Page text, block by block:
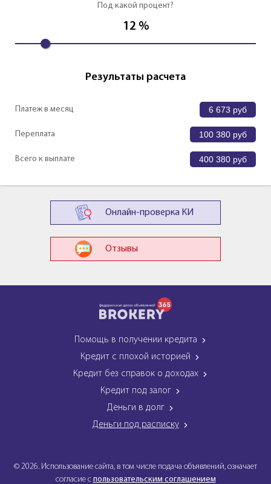
Под какой процент?
12 %
Результаты расчета
Платеж в месяц 6 673 руб
Переплата 100 380 руб
Всего к выплате 400 380 руб
Онлайн-проверка КИ
Отзывы
Помощь в получении кредита
Кредит с плохой историей
Кредит без справок о доходах
Кредит под залог
Деньги в долг
Деньги под расписку
© 2026. Использование сайта, в том числе подача объявлений, означает
согласие с пользовательским соглашением